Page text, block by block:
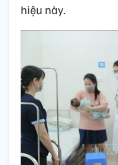
hiệu này.